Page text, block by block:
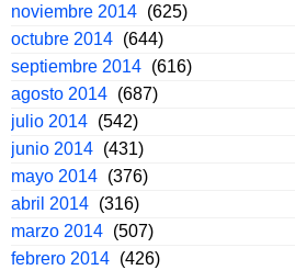
noviembre 2014 (625)
octubre 2014 (644)
septiembre 2014 (616)
agosto 2014 (687)
julio 2014 (542)
junio 2014 (431)
mayo 2014 (376)
abril 2014 (316)
marzo 2014 (507)
febrero 2014 (426)